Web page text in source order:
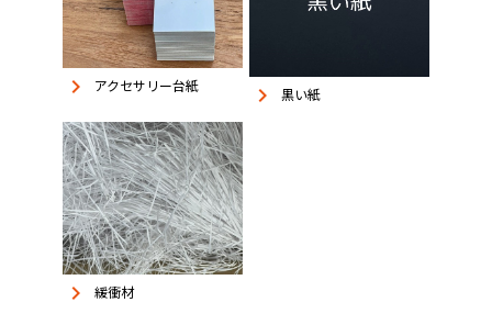
keyboard_arrow_right アクセサリー台紙 keyboard_arrow_right 黒い紙
keyboard_arrow_right 緩衝材